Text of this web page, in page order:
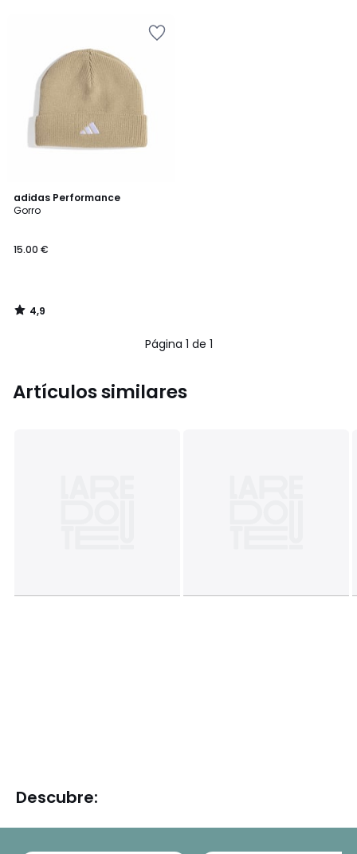
adidas Performance
Gorro
15.00 €
4,9
/ 5
4,9
/
Página 1 de 1
Artículos similares
Descubre: